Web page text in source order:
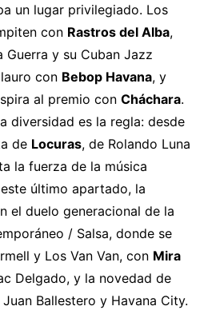
un lugar privilegiado. Los
con Rastros del Alba,
Guerra y su Cuban Jazz
con Bebop Havana, y
al premio con Cháchara.
diversidad es la regla: desde
de Locuras, de Rolando Luna
la fuerza de la música
último apartado, la
el duelo generacional de la
/ Salsa, donde se
y Los Van Van, con Mira
Delgado, y la novedad de
Ballestero y Havana City.